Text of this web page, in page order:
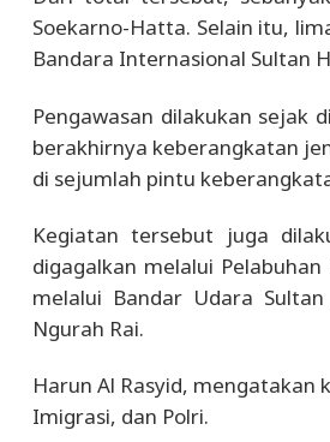
Soekarno-Hatta. Selain itu,
Bandara Internasional Sultan
Pengawasan dilakukan sejak
berakhirnya keberangkatan
di sejumlah pintu
Kegiatan tersebut juga
digagalkan melalui
melalui Bandar Udara
Ngurah Rai.
Harun Al Rasyid,
Imigrasi, dan Polri.